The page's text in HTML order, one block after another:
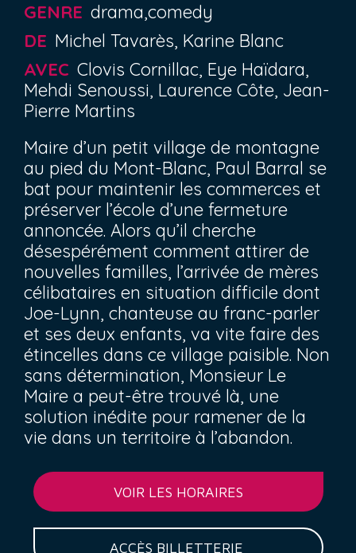
GENRE drama,comedy
DE Michel Tavarès, Karine Blanc
AVEC Clovis Cornillac, Eye Haïdara,
Mehdi Senoussi, Laurence Côte, Jean-
Pierre Martins
Maire d’un petit village de montagne
au pied du Mont-Blanc, Paul Barral se
bat pour maintenir les commerces et
préserver l’école d’une fermeture
annoncée. Alors qu’il cherche
désespérément comment attirer de
nouvelles familles, l’arrivée de mères
célibataires en situation difficile dont
Joe-Lynn, chanteuse au franc-parler
et ses deux enfants, va vite faire des
étincelles dans ce village paisible. Non
sans détermination, Monsieur Le
Maire a peut-être trouvé là, une
solution inédite pour ramener de la
vie dans un territoire à l’abandon.
VOIR LES HORAIRES
ACCÈS BILLETTERIE